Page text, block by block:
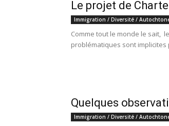
Le projet de
Immigration / Diversité /
Comme tout le monde le sait,
problématiques sont implicites
Quelques
Immigration / Diversité /